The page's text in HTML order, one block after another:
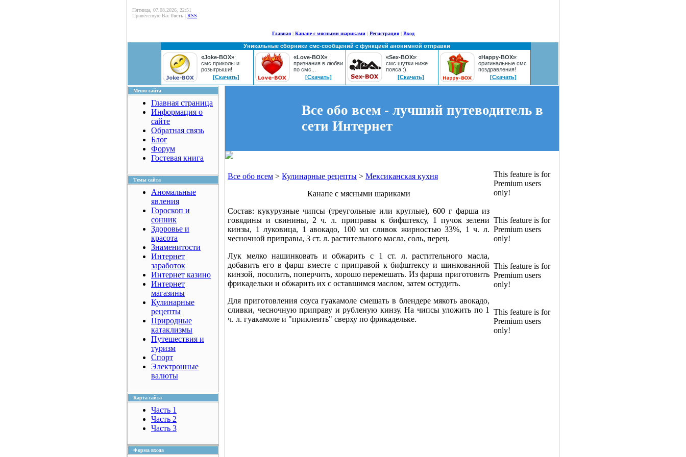
Пятница, 07.08.2026, 22:51
Приветствую Вас Гость | RSS
Главная| Канапе с мясными шариками| Регистрация| Вход
Уникальные сборники смс-сообщений с функцией анонимной отправки
«Joke-BOX»:
смс приколы и
розыгрыши!
[Скачать]
«Love-BOX»:
признания в любви
по смс...
[Скачать]
«Sex-BOX»:
смс шутки ниже
пояса :)
[Скачать]
«Happy-BOX»:
оригинальные смс
поздравления!
[Скачать]
Меню сайта
Главная страница
Информация о
сайте
Обратная связь
Блог
Форум
Гостевая книга
Темы сайта
Аномальные
явления
Гороскоп и
сонник
Здоровье и
красота
Знаменитости
Интернет
заработок
Интернет казино
Интернет
магазины
Кулинарные
рецепты
Природные
катаклизмы
Путешествия и
туризм
Спорт
Электронные
валюты
Карта сайта
Часть 1
Часть 2
Часть 3
Форма входа
Все обо всем - лучший путеводитель в
сети Интернет
Все обо всем > Кулинарные рецепты > Мексиканская кухня
Канапе с мясными шариками
Состав: кукурузные чипсы (треугольные или круглые), 600 г фарша из
говядины и свинины, 2 ч. л. приправы к бифштексу, 1 пучок зелени
кинзы, 1 луковица, 1 авокадо, 100 мл сливок жирностью 33%, 1 ч. л.
чесночной приправы, 3 ст. л. растительного масла, соль, перец.
Лук мелко нашинковать и обжарить с 1 ст. л. растительного масла,
добавить его в фарш вместе с приправой к бифштексу и шинкованной
кинзой, посолить, поперчить, хорошо перемешать. Из фарша приготовить
фрикадельки и обжарить их с оставшимся маслом, затем остудить.
Для приготовления соуса гуакамоле смешать в блендере мякоть авокадо,
сливки, чесночную приправу и рубленую кинзу. На чипсы уложить по 1
ч. л. гуакамоле и "приклеить" сверху по фрикадельке.
This feature is for
Premium users
only!
This feature is for
Premium users
only!
This feature is for
Premium users
only!
This feature is for
Premium users
only!